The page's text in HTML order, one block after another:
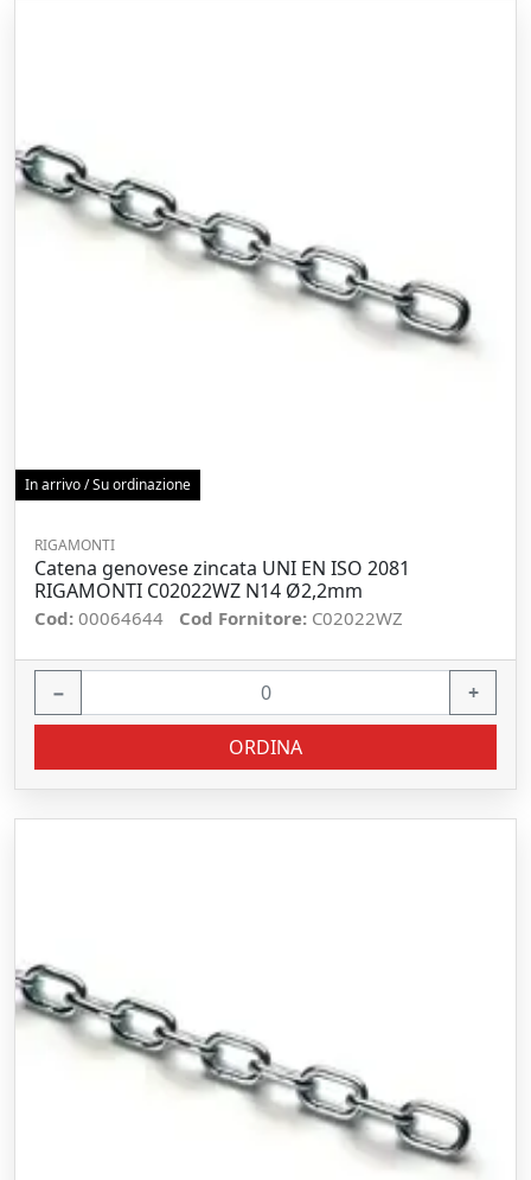
In arrivo / Su ordinazione
RIGAMONTI
Catena genovese zincata UNI EN ISO 2081
RIGAMONTI C02022WZ N14 Ø2,2mm
Cod: 00064644 Cod Fornitore: C02022WZ
− +
ORDINA